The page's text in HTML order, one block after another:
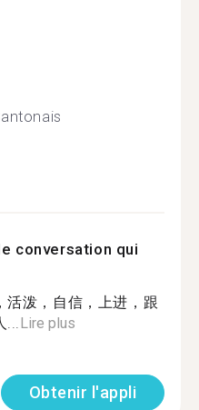
conversation qui
活泼，自信，上进，跟
...Lire plus
Obtenir l'appli